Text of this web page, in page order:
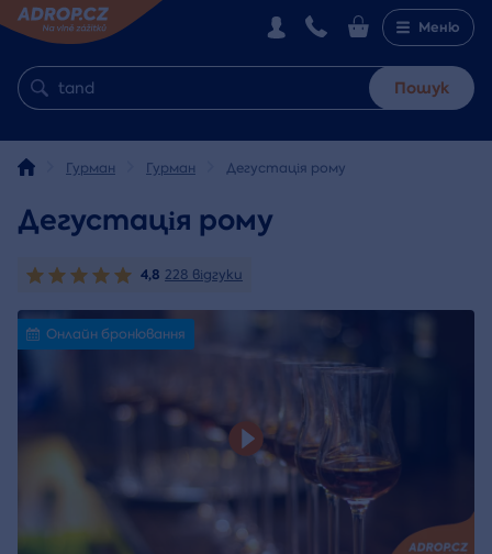
Меню
Пошук
Гурман Гурман Дегустація рому
Дегустація рому
4,8 228 відгуки
Онлайн бронювання